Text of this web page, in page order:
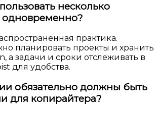
несколько
практика.
планировать проекты и хранить
а задачи и сроки отслеживать в
для удобства.
обязательно должны быть
для копирайтера?